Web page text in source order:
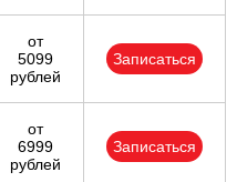
от
5099
рублей
Записаться
от
6999
рублей
Записаться